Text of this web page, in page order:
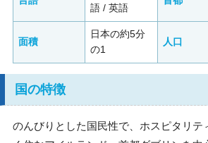
語 / 英語
面積
日本の約5分
の1
人口
国の特徴
のんびりとした国民性で、ホスピタリテ